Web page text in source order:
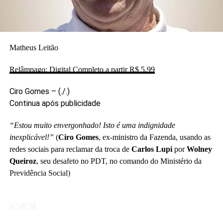
tornou-se um negócio.
e insubstituíveis à política que o cemitério guarda uma
fez falta ao país.
.
As próximas eleições são a oportunidade para os
candidatos novos, sem os vícios da velha política, que
tenham conduta ilibada e boa formação cultural. Por
outro lado, diga não à reeleição política, aos trocadores
de partidos, aos que interromperam o mandato para
Matheus Leitão
Relâmpago: Digital Completo a partir R$ 5,99
Ciro Gomes – (./.)
Continua após publicidade
“Estou muito envergonhado! Isto é uma indignidade
inexplicável!” (Ciro Gomes, ex-ministro da Fazenda, usando as
redes sociais para reclamar da troca de Carlos LupiporWolney
Queiroz, seu desafeto no PDT, no comando do Ministério da
Previdência Social)